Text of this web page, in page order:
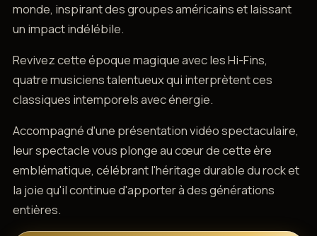
monde, inspirant des groupes américains et laissant
un impact indélébile.
Revivez cette époque magique avec les Hi-Fins,
quatre musiciens talentueux qui interprètent ces
classiques intemporels avec énergie.
Accompagné d'une présentation vidéo spectaculaire,
leur spectacle vous plonge au cœur de cette ère
emblématique, célébrant l'héritage durable du rock et
la joie qu'il continue d'apporter à des générations
entières.